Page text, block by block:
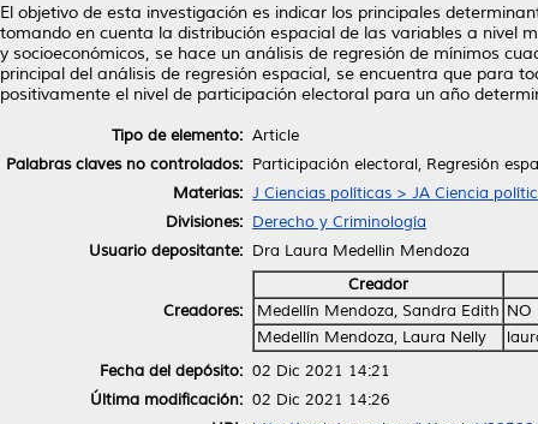
El objetivo de esta investigación es indicar los principales
tomando en cuenta la distribución espacial de las variables a nivel
y socioeconómicos, se hace un análisis de regresión de mínimos
principal del análisis de regresión espacial, se encuentra que para
positivamente el nivel de participación electoral para un año
Tipo de elemento: Article
Palabras claves no controlados: Participación electoral, Regresión
Materias: J Ciencias políticas > JA Ciencia
Divisiones: Derecho y Criminología
Usuario depositante: Dra Laura Medellin Mendoza
Creadores:
Creador
Medellín Mendoza, Sandra Edith NO
Medellín Mendoza, Laura Nelly
Fecha del depósito: 02 Dic 2021 14:21
Última modificación: 02 Dic 2021 14:26